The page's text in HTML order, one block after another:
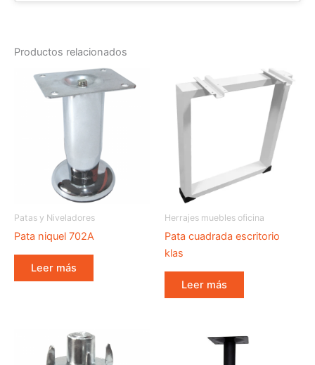
Productos relacionados
Patas y Niveladores
Pata niquel 702A
Leer más
Herrajes muebles oficina
Pata cuadrada escritorio
klas
Leer más